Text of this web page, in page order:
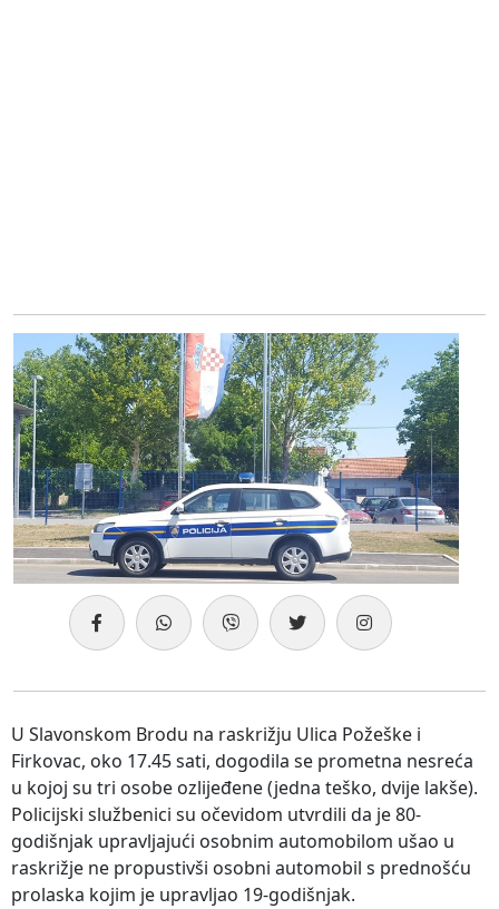
U Slavonskom Brodu na raskrižju Ulica Požeške i
Firkovac, oko 17.45 sati, dogodila se prometna nesreća
u kojoj su tri osobe ozlijeđene (jedna teško, dvije lakše).
Policijski službenici su očevidom utvrdili da je 80-
godišnjak upravljajući osobnim automobilom ušao u
raskrižje ne propustivši osobni automobil s prednošću
prolaska kojim je upravljao 19-godišnjak.